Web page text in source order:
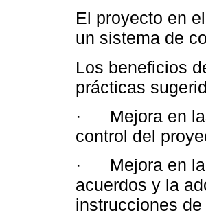
El proyecto en
un sistema de
Los beneficios
prácticas
· Mejora en
control del
· Mejora en la
acuerdos y la
instrucciones